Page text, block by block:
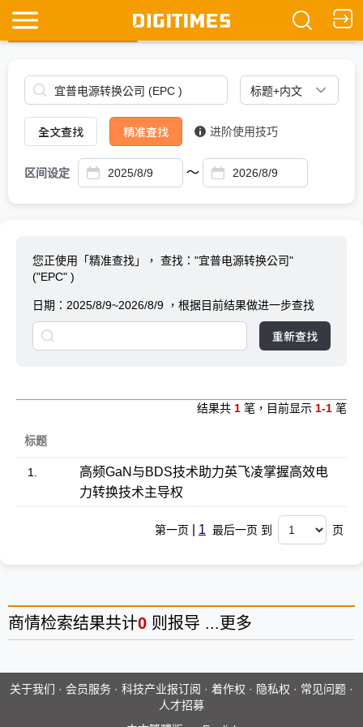
Ask DIGITIMES
全文查找 精准查找 进阶使用技巧
区间设定 ～
您正使用「精准查找」， 查找："宜普电源转换公司"
("EPC" )
日期： 2025/8/9~2026/8/9 ，根据目前结果做进一步查找
重新查找
结果共 1 笔，目前显示 1-1 笔
标题
1.
高频GaN与BDS技术助力英飞凌掌握高效电
力转换技术主导权
第一页 1 最后一页 到 页
商情检索结果共计0 则报导 ... 更多
关于我们 · 会员服务 · 科技产业报订阅 · 着作权 · 隐私权 · 常见问题 ·
人才招募